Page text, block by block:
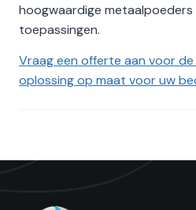
hoogwaardige
toepassingen.
Vraag een offerte aan voor
oplossing op maat voor uw